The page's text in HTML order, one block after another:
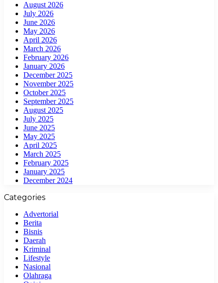
August 2026
July 2026
June 2026
May 2026
April 2026
March 2026
February 2026
January 2026
December 2025
November 2025
October 2025
September 2025
August 2025
July 2025
June 2025
May 2025
April 2025
March 2025
February 2025
January 2025
December 2024
Categories
Advertorial
Berita
Bisnis
Daerah
Kriminal
Lifestyle
Nasional
Olahraga